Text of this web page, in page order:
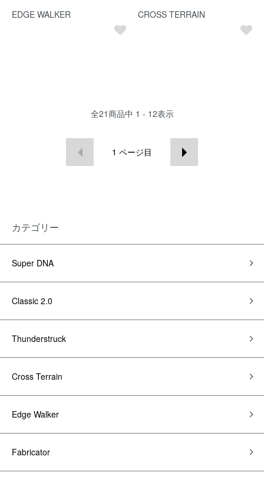
EDGE WALKER
CROSS TERRAIN
全21商品中 1 - 12表示
1 ページ目
カテゴリー
Super DNA
Classic 2.0
Thunderstruck
Cross Terrain
Edge Walker
Fabricator